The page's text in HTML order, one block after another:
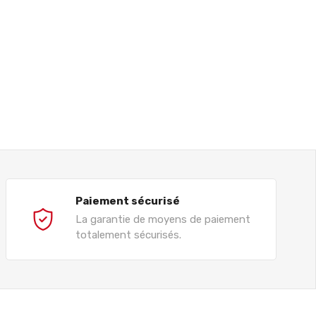
Paiement sécurisé
La garantie de moyens de paiement
totalement sécurisés.